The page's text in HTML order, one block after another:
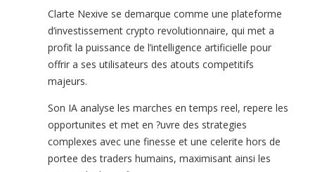
Clarte Nexive se demarque comme une plateforme
d’investissement crypto revolutionnaire, qui met a
profit la puissance de l’intelligence artificielle pour
offrir a ses utilisateurs des atouts competitifs
majeurs.
Son IA analyse les marches en temps reel, repere les
opportunites et met en ?uvre des strategies
complexes avec une finesse et une celerite hors de
portee des traders humains, maximisant ainsi les